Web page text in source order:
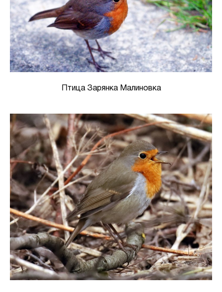
Птица Зарянка Малиновка